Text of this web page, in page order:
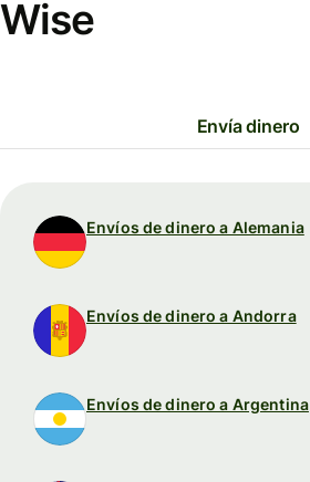
Wise
Envía dinero
Envíos de dinero a Alemania
Envíos de dinero a Andorra
Envíos de dinero a Argentina